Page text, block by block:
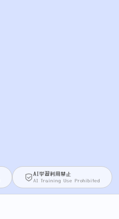
AI学習利用禁止
AI Training Use Prohibited